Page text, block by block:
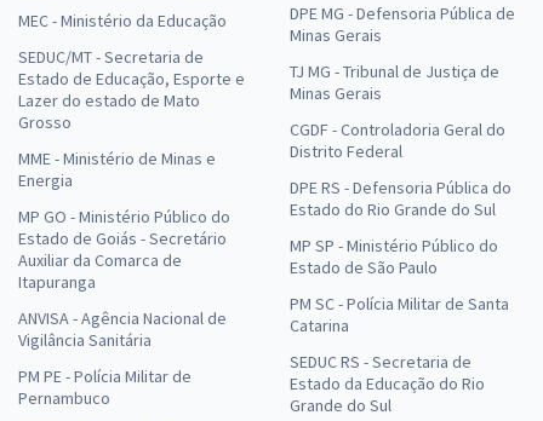
MEC - Ministério da Educação
SEDUC/MT - Secretaria de
Estado de Educação, Esporte e
Lazer do estado de Mato
Grosso
MME - Ministério de Minas e
Energia
MP GO - Ministério Público do
Estado de Goiás - Secretário
Auxiliar da Comarca de
Itapuranga
ANVISA - Agência Nacional de
Vigilância Sanitária
PM PE - Polícia Militar de
Pernambuco
DPE MG - Defensoria Pública de
Minas Gerais
TJ MG - Tribunal de Justiça de
Minas Gerais
CGDF - Controladoria Geral do
Distrito Federal
DPE RS - Defensoria Pública do
Estado do Rio Grande do Sul
MP SP - Ministério Público do
Estado de São Paulo
PM SC - Polícia Militar de Santa
Catarina
SEDUC RS - Secretaria de
Estado da Educação do Rio
Grande do Sul